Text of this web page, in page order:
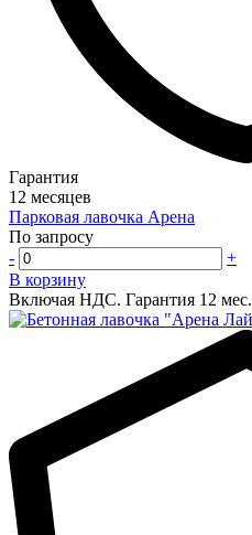
Гарантия
12 месяцев
Парковая лавочка Арена
По запросу
-
+
В корзину
Включая НДС. Гарантия 12 мес.